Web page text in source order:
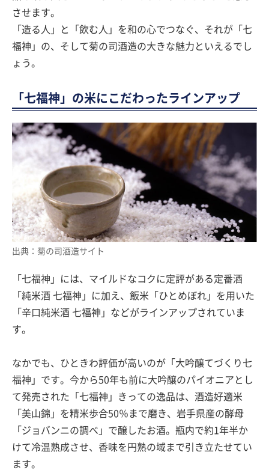
させます。
「造る人」と「飲む人」を和の心でつなぐ、それが「七
福神」の、そして菊の司酒造の大きな魅力といえるでし
ょう。
「七福神」の米にこだわったラインアップ
出典：菊の司酒造サイト
「七福神」には、マイルドなコクに定評がある定番酒
「純米酒 七福神」に加え、飯米「ひとめぼれ」を用いた
「辛口純米酒 七福神」などがラインアップされていま
す。
なかでも、ひときわ評価が高いのが「大吟醸てづくり七
福神」です。今から50年も前に大吟醸のパイオニアとし
て発売された「七福神」きっての逸品は、酒造好適米
「美山錦」を精米歩合50％まで磨き、岩手県産の酵母
「ジョバンニの調べ」で醸したお酒。瓶内で約1年半か
けて冷温熟成させ、香味を円熟の域まで引き立たせてい
ます。